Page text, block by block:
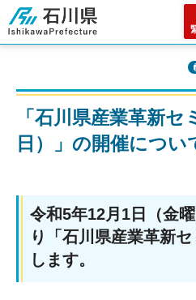
石川県
「石川県産業革新
日）」の開催につい
令和5年12月1日（金
り「石川県産業革新
します。